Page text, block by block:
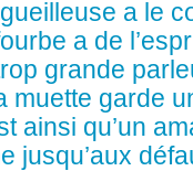
a le
a de
grande
muette garde
ainsi qu’un
jusqu’aux